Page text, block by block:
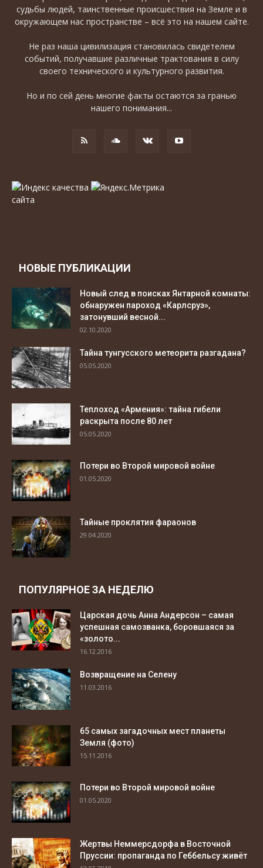
судьбы людей, таинственные происшествия на Земле и в
окружающем нас пространстве – всё это на нашем сайте.
Не раз наша цивилизация становилась свидетелем
событий, получавшие различные трактования в силу
своего технического и культурного развития.
Но и по сей день многие факты остаются за гранью
нашего понимания...
НОВЫЕ ПУБЛИКАЦИИ
Новый след в поисках Янтарной комнаты:
обнаружен пароход «Карлсруэ»,
затонувший весной...
02.10.2020
Тайна тунгусского метеорита разгадана?
05.05.2020
Теплоход «Армения»: тайна гибели
раскрыта после 80 лет
05.05.2020
Потери во Второй мировой войне
01.05.2020
Тайные проклятия фараонов
29.04.2020
ПОПУЛЯРНОЕ ЗА НЕДЕЛЮ
Царская дочь Анна Андерсон – самая
успешная самозванка, боровшаяся за
«золото...
16.12.2016
Возвращение на Селену
11.03.2016
65 самых загадочных мест планеты
Земля (фото)
15.11.2016
Потери во Второй мировой войне
01.05.2020
Жертвы Неммерсдорфа в Восточной
Пруссии: пропаганда по Геббельсу живёт